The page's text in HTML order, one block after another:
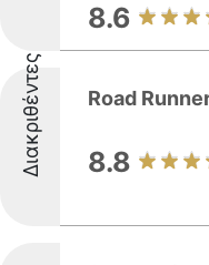
8.6
Διακριθέντες Road
8.8